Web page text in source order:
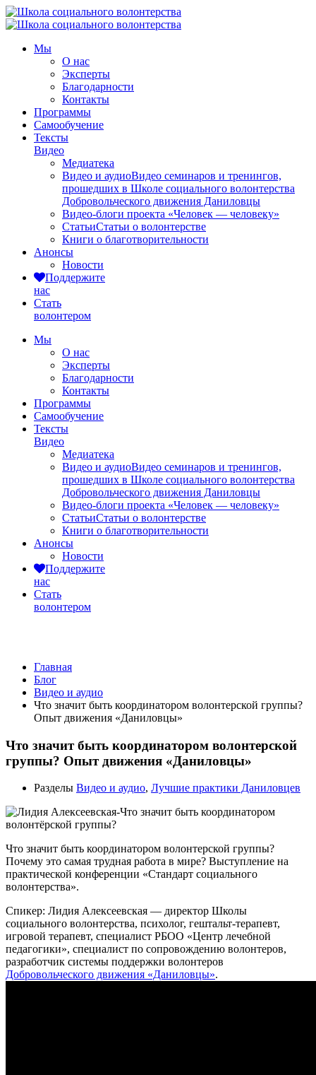
Мы
О нас
Эксперты
Благодарности
Контакты
Программы
Самообучение
Тексты
Видео
Медиатека
Видео и аудиоВидео семинаров и тренингов,
прошедших в Школе социального волонтерства
Добровольческого движения Даниловцы
Видео-блоги проекта «Человек — человеку»
СтатьиСтатьи о волонтерстве
Книги о благотворительности
Анонсы
Новости
Поддержите
нас
Стать
волонтером
Мы
О нас
Эксперты
Благодарности
Контакты
Программы
Самообучение
Тексты
Видео
Медиатека
Видео и аудиоВидео семинаров и тренингов,
прошедших в Школе социального волонтерства
Добровольческого движения Даниловцы
Видео-блоги проекта «Человек — человеку»
СтатьиСтатьи о волонтерстве
Книги о благотворительности
Анонсы
Новости
Поддержите
нас
Стать
волонтером
Главная
Блог
Видео и аудио
Что значит быть координатором волонтерской группы?
Опыт движения «Даниловцы»
Что значит быть координатором волонтерской
группы? Опыт движения «Даниловцы»
Разделы Видео и аудио, Лучшие практики Даниловцев
Что значит быть координатором волонтерской группы?
Почему это самая трудная работа в мире? Выступление на
практической конференции «Стандарт социального
волонтерства».
Спикер: Лидия Алексеевская — директор Школы
социального волонтерства, психолог, гештальт-терапевт,
игровой терапевт, специалист РБОО «Центр лечебной
педагогики», специалист по сопровождению волонтеров,
разработчик системы поддержки волонтеров
Добровольческого движения «Даниловцы».